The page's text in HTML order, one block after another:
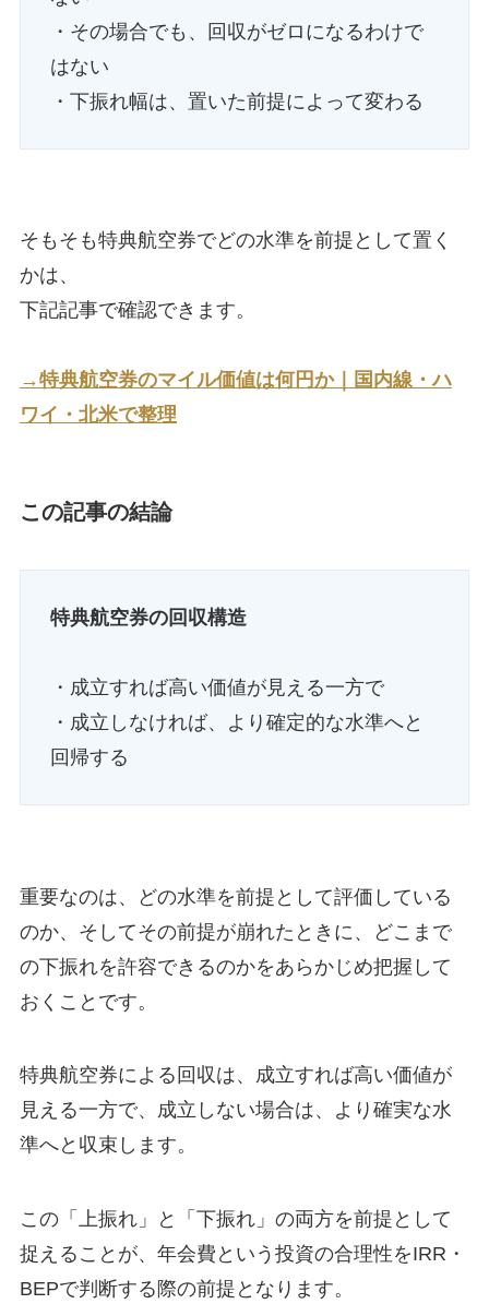
・その場合でも、回収がゼロになるわけで
はない
・下振れ幅は、置いた前提によって変わる
そもそも特典航空券でどの水準を前提として置く
かは、
下記記事で確認できます。
→特典航空券のマイル価値は何円か｜国内線・ハ
ワイ・北米で整理
この記事の結論
特典航空券の回収構造
・成立すれば高い価値が見える一方で
・成立しなければ、より確定的な水準へと
回帰する
重要なのは、どの水準を前提として評価している
のか、そしてその前提が崩れたときに、どこまで
の下振れを許容できるのかをあらかじめ把握して
おくことです。
特典航空券による回収は、成立すれば高い価値が
見える一方で、成立しない場合は、より確実な水
準へと収束します。
この「上振れ」と「下振れ」の両方を前提として
捉えることが、年会費という投資の合理性をIRR・
BEPで判断する際の前提となります。